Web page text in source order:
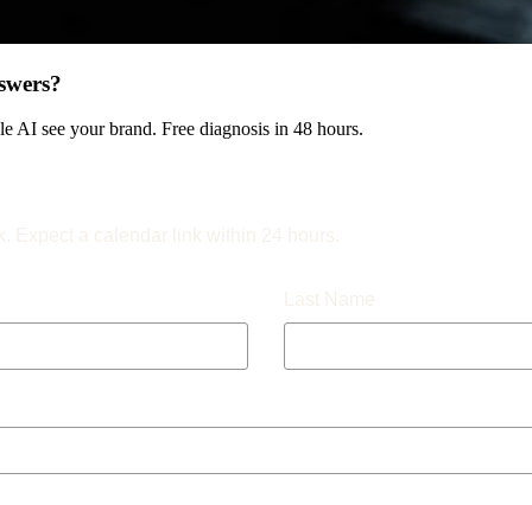
AI see your brand. Free diagnosis in 48 hours.